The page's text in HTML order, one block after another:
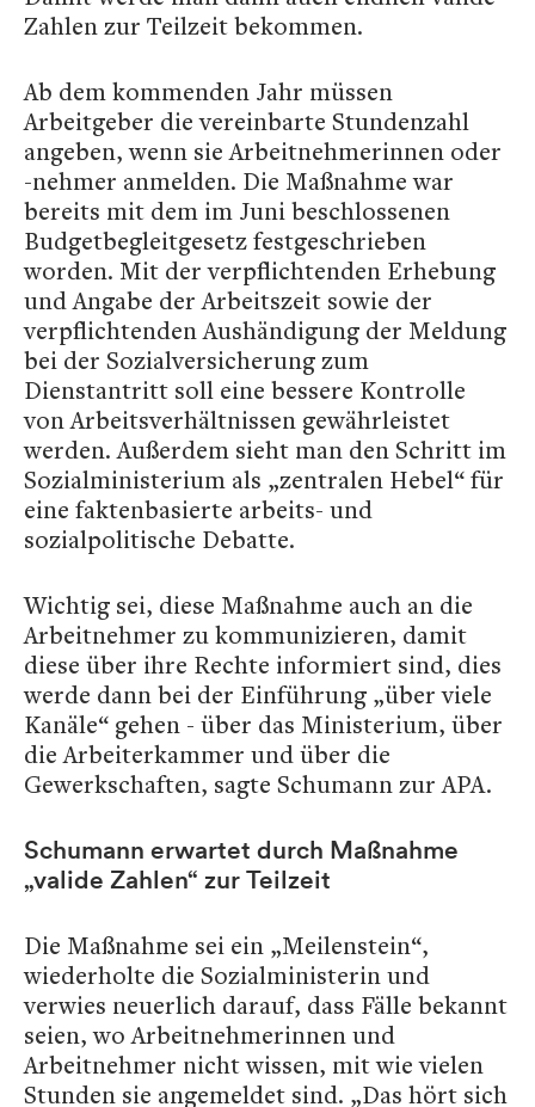
Zahlen zur Teilzeit bekommen.
Ab dem kommenden Jahr müssen
Arbeitgeber die vereinbarte Stundenzahl
angeben, wenn sie Arbeitnehmerinnen oder
-nehmer anmelden. Die Maßnahme war
bereits mit dem im Juni beschlossenen
Budgetbegleitgesetz festgeschrieben
worden. Mit der verpflichtenden Erhebung
und Angabe der Arbeitszeit sowie der
verpflichtenden Aushändigung der Meldung
bei der Sozialversicherung zum
Dienstantritt soll eine bessere Kontrolle
von Arbeitsverhältnissen gewährleistet
werden. Außerdem sieht man den Schritt im
Sozialministerium als „zentralen Hebel“ für
eine faktenbasierte arbeits- und
sozialpolitische Debatte.
Wichtig sei, diese Maßnahme auch an die
Arbeitnehmer zu kommunizieren, damit
diese über ihre Rechte informiert sind, dies
werde dann bei der Einführung „über viele
Kanäle“ gehen - über das Ministerium, über
die Arbeiterkammer und über die
Gewerkschaften, sagte Schumann zur APA.
Schumann erwartet durch Maßnahme
„valide Zahlen“ zur Teilzeit
Die Maßnahme sei ein „Meilenstein“,
wiederholte die Sozialministerin und
verwies neuerlich darauf, dass Fälle bekannt
seien, wo Arbeitnehmerinnen und
Arbeitnehmer nicht wissen, mit wie vielen
Stunden sie angemeldet sind. „Das hört sich